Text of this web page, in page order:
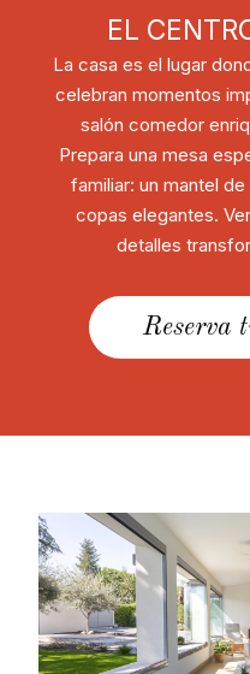
EL
La casa es el lugar
celebran momentos
salón comedor
Prepara una mesa
familiar: un mantel
copas elegantes.
detalles
Reserva